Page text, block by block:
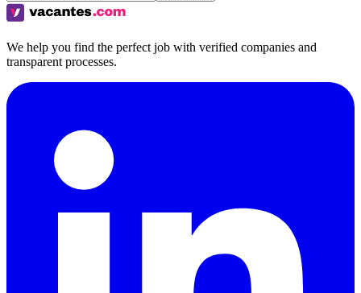
We help you find the perfect job with verified companies and
transparent processes.